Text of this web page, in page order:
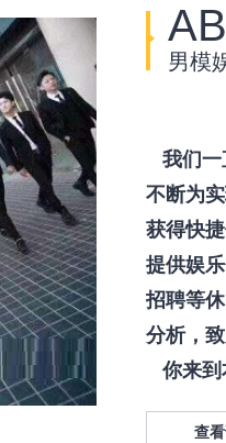
男模
我们一
不断为
获得快
提供娱
招聘等
分析，
你来到
查